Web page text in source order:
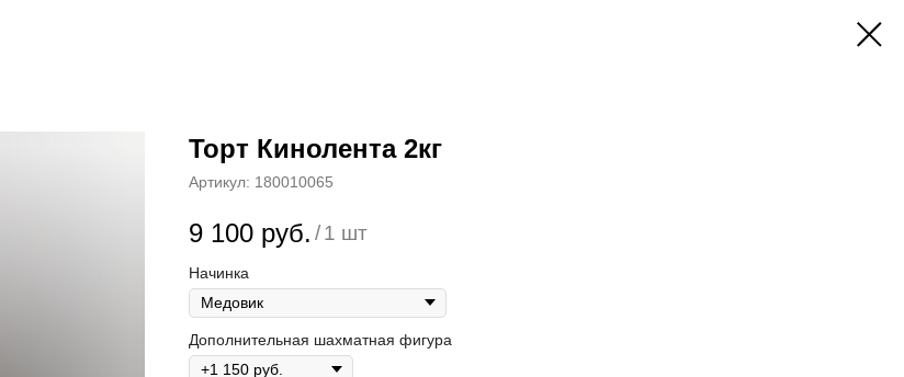
Торт Кинолента 2кг
Артикул: 180010065
9 100 руб. /1 шт
Начинка
Дополнительная шахматная фигура